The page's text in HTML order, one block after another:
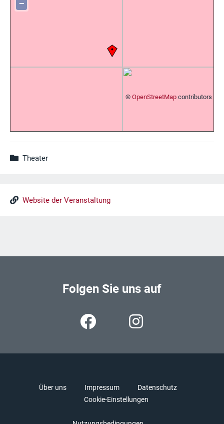
−
© OpenStreetMap contributors
Theater
Website der Veranstaltung
Folgen Sie uns auf
Über uns Impressum
Datenschutz
Cookie-Einstellungen